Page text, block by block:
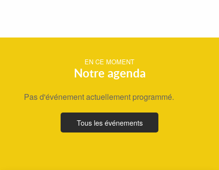
EN CE MOMENT
Notre agenda
Pas d'événement actuellement programmé.
Tous les événements